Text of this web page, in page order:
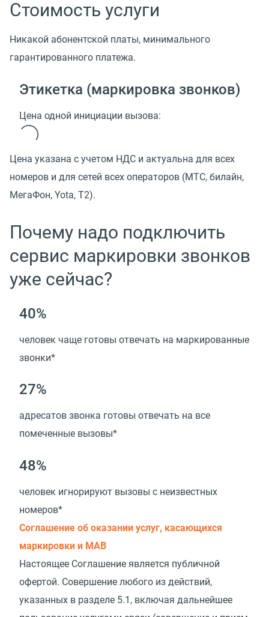
Стоимость услуги
Никакой абонентской платы, минимального
гарантированного платежа.
Этикетка (маркировка звонков)
Цена одной инициации вызова:
Цена указана с учетом НДС и актуальна для всех
номеров и для сетей всех операторов (МТС, билайн,
МегаФон, Yota, T2).
Почему надо подключить
сервис маркировки звонков
уже сейчас?
40%
человек чаще готовы отвечать на маркированные
звонки*
27%
адресатов звонка готовы отвечать на все
помеченные вызовы*
48%
человек игнорируют вызовы с неизвестных
номеров*
Соглашение об оказании услуг, касающихся
маркировки и МАВ
Настоящее Соглашение является публичной
офертой. Совершение любого из действий,
указанных в разделе 5.1, включая дальнейшее